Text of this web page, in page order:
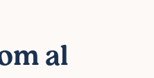
al